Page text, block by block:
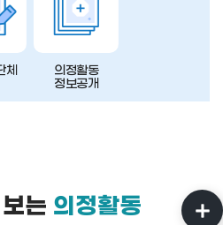
체
의정활동
정보공개
는 의정활동